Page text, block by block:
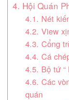
4. Hội Quán
4.1. Nét
4.2. View
4.3. Cổng
4.4. Cá
4.5. Bộ tứ “
4.6. Các
quán